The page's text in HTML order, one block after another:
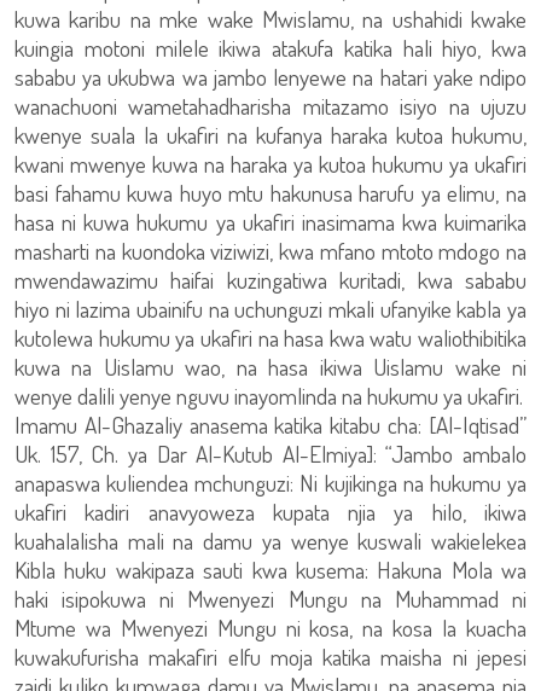
kuwa karibu na mke wake Mwislamu, na ushahidi kwake
kuingia motoni milele ikiwa atakufa katika hali hiyo, kwa
sababu ya ukubwa wa jambo lenyewe na hatari yake ndipo
wanachuoni wametahadharisha mitazamo isiyo na ujuzu
kwenye suala la ukafiri na kufanya haraka kutoa hukumu,
kwani mwenye kuwa na haraka ya kutoa hukumu ya ukafiri
basi fahamu kuwa huyo mtu hakunusa harufu ya elimu, na
hasa ni kuwa hukumu ya ukafiri inasimama kwa kuimarika
masharti na kuondoka viziwizi, kwa mfano mtoto mdogo na
mwendawazimu haifai kuzingatiwa kuritadi, kwa sababu
hiyo ni lazima ubainifu na uchunguzi mkali ufanyike kabla ya
kutolewa hukumu ya ukafiri na hasa kwa watu waliothibitika
kuwa na Uislamu wao, na hasa ikiwa Uislamu wake ni
wenye dalili yenye nguvu inayomlinda na hukumu ya ukafiri.
Imamu Al-Ghazaliy anasema katika kitabu cha: [Al-Iqtisad”
Uk. 157, Ch. ya Dar Al-Kutub Al-Elmiya]: “Jambo ambalo
anapaswa kuliendea mchunguzi: Ni kujikinga na hukumu ya
ukafiri kadiri anavyoweza kupata njia ya hilo, ikiwa
kuahalalisha mali na damu ya wenye kuswali wakielekea
Kibla huku wakipaza sauti kwa kusema: Hakuna Mola wa
haki isipokuwa ni Mwenyezi Mungu na Muhammad ni
Mtume wa Mwenyezi Mungu ni kosa, na kosa la kuacha
kuwakufurisha makafiri elfu moja katika maisha ni jepesi